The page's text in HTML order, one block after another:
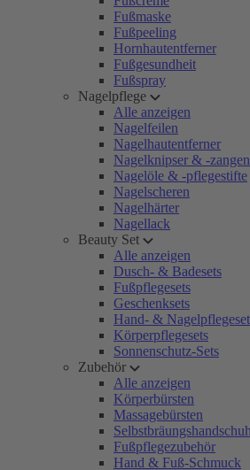
Fußmaske
Fußpeeling
Hornhautentferner
Fußgesundheit
Fußspray
Nagelpflege
Alle anzeigen
Nagelfeilen
Nagelhautentferner
Nagelknipser & -zangen
Nagelöle & -pflegestifte
Nagelscheren
Nagelhärter
Nagellack
Beauty Set
Alle anzeigen
Dusch- & Badesets
Fußpflegesets
Geschenksets
Hand- &
Körperpflegesets
Sonnenschutz-Sets
Zubehör
Alle anzeigen
Körperbürsten
Massagebürsten
Fußpflegezubehör
Hand & Fuß-Schmuck